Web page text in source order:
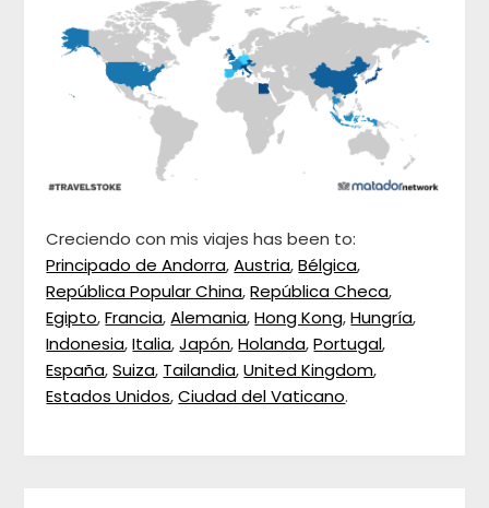
Creciendo con mis viajes has been to:
Principado de Andorra,Austria,Bélgica,
República Popular China,República Checa,
Egipto,Francia,Alemania,Hong Kong,Hungría,
Indonesia,Italia,Japón,Holanda,Portugal,
España,Suiza, Tailandia,United Kingdom,
Estados Unidos,Ciudad del Vaticano.